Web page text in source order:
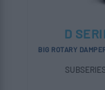
D
BIG ROTARY